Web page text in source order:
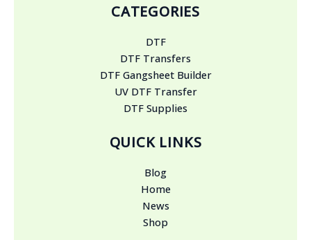
CATEGORIES
DTF
DTF Transfers
DTF Gangsheet Builder
UV DTF Transfer
DTF Supplies
QUICK LINKS
Blog
Home
News
Shop